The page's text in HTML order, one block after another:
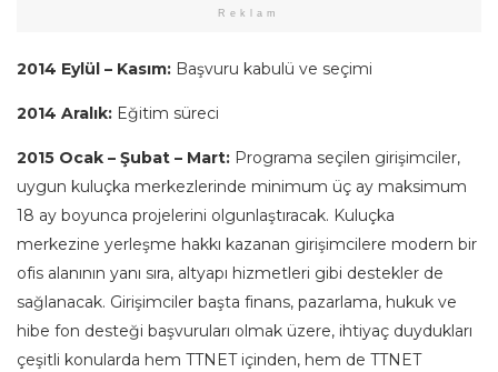
Reklam
2014 Eylül – Kasım: Başvuru kabulü ve seçimi
2014 Aralık: Eğitim süreci
2015 Ocak – Şubat – Mart: Programa seçilen girişimciler,
uygun kuluçka merkezlerinde minimum üç ay maksimum
18 ay boyunca projelerini olgunlaştıracak. Kuluçka
merkezine yerleşme hakkı kazanan girişimcilere modern bir
ofis alanının yanı sıra, altyapı hizmetleri gibi destekler de
sağlanacak. Girişimciler başta finans, pazarlama, hukuk ve
hibe fon desteği başvuruları olmak üzere, ihtiyaç duydukları
çeşitli konularda hem TTNET içinden, hem de TTNET